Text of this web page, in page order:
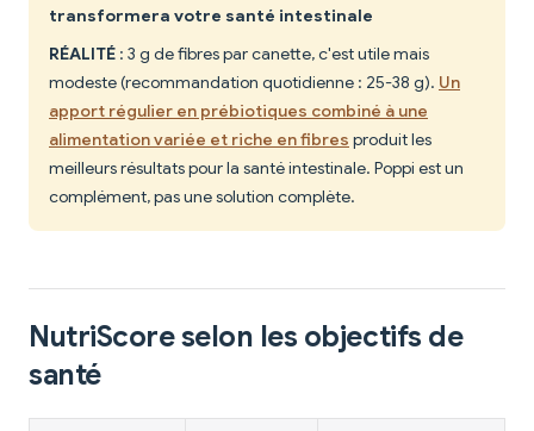
transformera votre santé intestinale
RÉALITÉ : 3 g de fibres par canette, c'est utile mais
modeste (recommandation quotidienne : 25-38 g). Un
apport régulier en prébiotiques combiné à une
alimentation variée et riche en fibres produit les
meilleurs résultats pour la santé intestinale. Poppi est un
complément, pas une solution complète.
NutriScore selon les objectifs de
santé